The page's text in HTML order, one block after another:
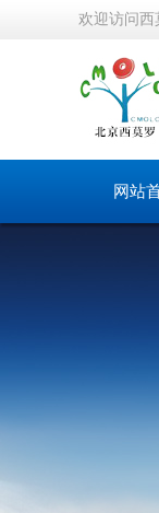
欢迎访问西
网站